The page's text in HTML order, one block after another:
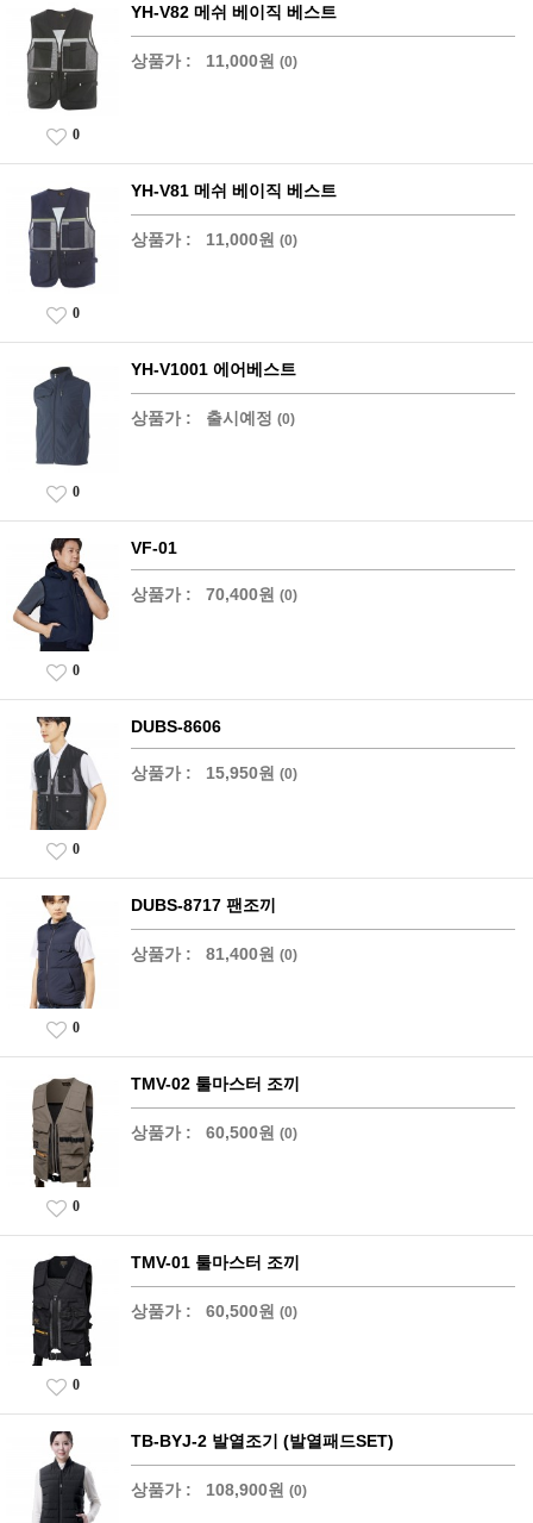
YH-V82 메쉬 베이직 베스트
상품가 : 11,000원 (0)
0
YH-V81 메쉬 베이직 베스트
상품가 : 11,000원 (0)
0
YH-V1001 에어베스트
상품가 : 출시예정 (0)
0
VF-01
상품가 : 70,400원 (0)
0
DUBS-8606
상품가 : 15,950원 (0)
0
DUBS-8717 팬조끼
상품가 : 81,400원 (0)
0
TMV-02 툴마스터 조끼
상품가 : 60,500원 (0)
0
TMV-01 툴마스터 조끼
상품가 : 60,500원 (0)
0
TB-BYJ-2 발열조기 (발열패드SET)
상품가 : 108,900원 (0)